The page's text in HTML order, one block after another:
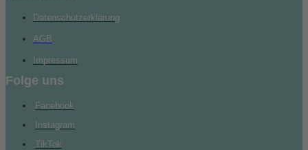
Datenschutzerklärung
AGB
Impressum
Folge uns
Facebook
Instagram
TikTok